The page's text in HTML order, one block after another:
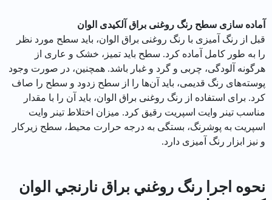
آماده سازی سطح رنگ روغنی براق آلکیدی الوان
قبل از رنگ آمیزی با رنگ روغنی براق الوان، باید سطح مورد نظر
را به طور کامل آماده کرد. سطح باید تمیز، خشک و عاری از
هرگونه آلودگی، چربی و گرد و غبار باشد. همچنین، در صورت وجود
پوسته‌های رنگ قدیمی، باید آن‌ها را از سطح زدود و سطح را صاف
کرد. برای استفاده از رنگ روغنی براق الوان، باید آن را با مقدار
مناسب تینر وایت اسپریت رقیق کرد. میزان اختلاط تینر وایت
اسپریت به پوشرنگ، بستگی به درجه حرارت محیط، سطح زیرکار
و نیز ابزار رنگ آمیزی دارد.
نحوه اجرا رنگ روغني براق نارنجي الوان